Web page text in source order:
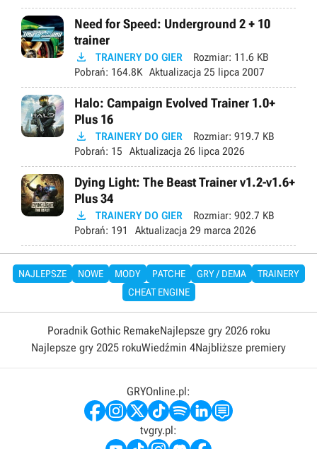
Need for Speed: Underground 2 + 10
trainer
 TRAINERY DO GIER Rozmiar: 11.6 KB
Pobrań: 164.8K Aktualizacja 25 lipca 2007
Halo: Campaign Evolved Trainer 1.0+
Plus 16
 TRAINERY DO GIER Rozmiar: 919.7 KB
Pobrań: 15 Aktualizacja 26 lipca 2026
Dying Light: The Beast Trainer v1.2-v1.6+
Plus 34
 TRAINERY DO GIER Rozmiar: 902.7 KB
Pobrań: 191 Aktualizacja 29 marca 2026
NAJLEPSZE NOWE MODY PATCHE GRY / DEMA
TRAINERY
CHEAT ENGINE
Poradnik Gothic RemakeNajlepsze gry 2026 roku
Najlepsze gry 2025 rokuWiedźmin 4Najbliższe premiery
GRYOnline.pl:
tvgry.pl: